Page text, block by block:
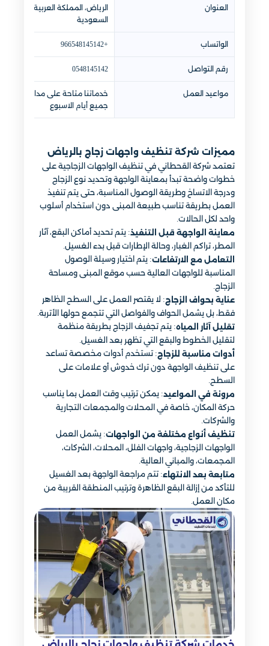
العنوان
الرياض، المملكة العربية
السعودية
الواتساب +966548145142
رقم التواصل 0548145142
مواعيد العمل
خدماتنا متاحة على مدار اليوم
جميع أيام الاسبوع
مميزات شركة تنظيف واجهات زجاج بالرياض
تعتمد شركة القحطاني في تنظيف الواجهات الزجاجية على
خطوات واضحة تبدأ بمعاينة الواجهة وتحديد نوع الزجاج
ودرجة الاتساخ وطريقة الوصول المناسبة، حتى يتم تنفيذ
العمل بطريقة تناسب طبيعة المبنى دون استخدام أسلوب
واحد لكل الحالات.
معاينة الواجهة قبل التنفيذ: يتم تحديد أماكن البقع، آثار
المطر، تراكم الغبار، وحالة الإطارات قبل بدء الغسيل.
التعامل مع الارتفاعات: يتم اختيار وسيلة الوصول
المناسبة للواجهات العالية حسب موقع المبنى ومساحة
الزجاج.
عناية بحواف الزجاج: لا يقتصر العمل على السطح الظاهر
فقط، بل يشمل الحواف والفواصل التي تتجمع حولها الأتربة.
تقليل آثار المياه: يتم تجفيف الزجاج بطريقة منظمة
لتقليل الخطوط والبقع التي تظهر بعد الغسيل.
أدوات مناسبة للزجاج: تستخدم أدوات مخصصة تساعد
على تنظيف الواجهة دون ترك خدوش أو علامات على
السطح.
مرونة في المواعيد: يمكن ترتيب وقت العمل بما يناسب
حركة المكان، خاصة في المحلات والمجمعات التجارية
والشركات.
تنظيف أنواع مختلفة من الواجهات: يشمل العمل
الواجهات الزجاجية، واجهات الفلل، المحلات، الشركات،
المجمعات، والمباني العالية.
متابعة بعد الانتهاء: تتم مراجعة الواجهة بعد الغسيل
للتأكد من إزالة البقع الظاهرة وترتيب المنطقة القريبة من
مكان العمل.